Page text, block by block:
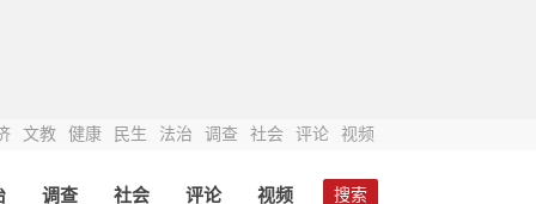
文教 健康 民生 法治 调查 社会 评论 视频
搜索
调查 社会 评论 视频